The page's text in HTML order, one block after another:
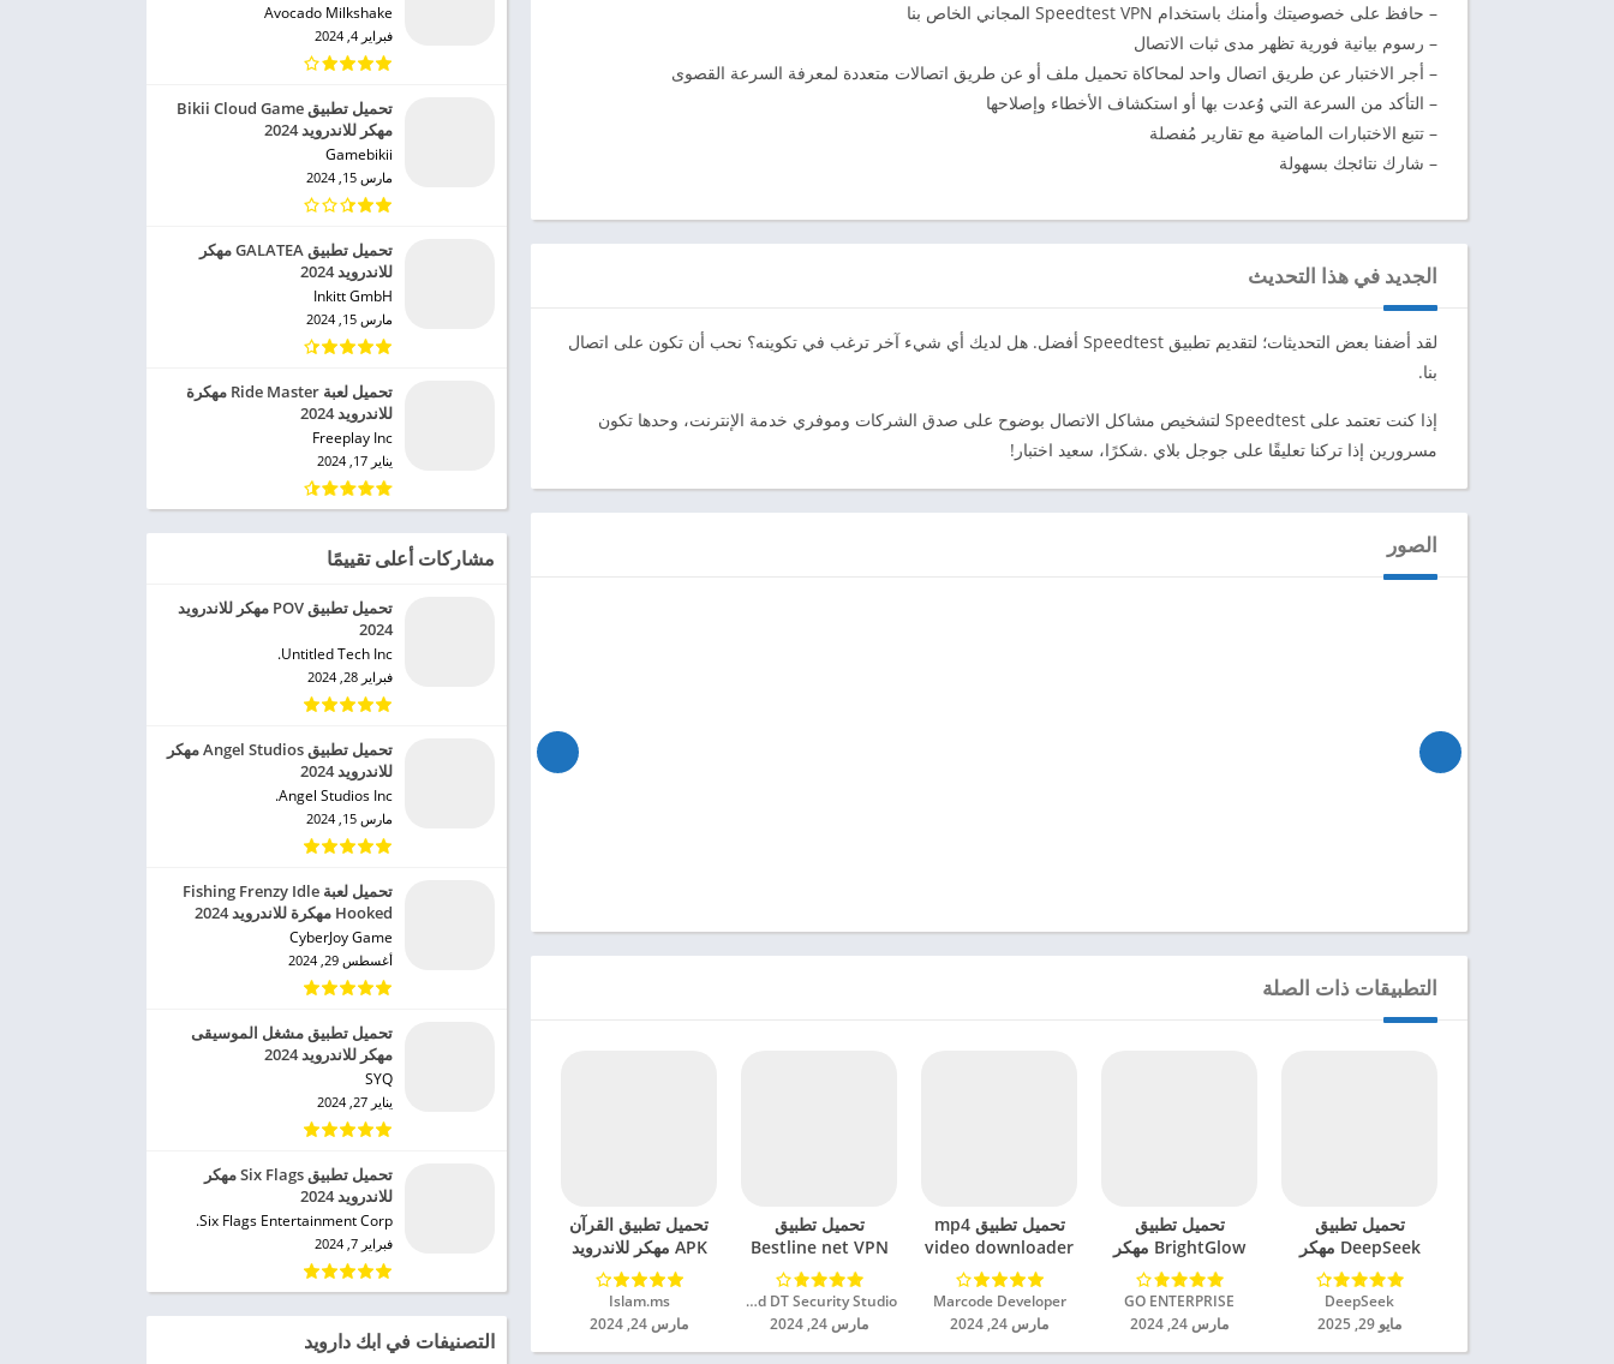
– حافظ على خصوصيتك وأمنك باستخدام Speedtest VPN المجاني الخاص بنا
– رسوم بيانية فورية تظهر مدى ثبات الاتصال
– أجر الاختبار عن طريق اتصال واحد لمحاكاة تحميل ملف أو عن طريق اتصالات متعددة لمعرفة السرعة القصوى
– التأكد من السرعة التي وُعدت بها أو استكشاف الأخطاء وإصلاحها
– تتبع الاختبارات الماضية مع تقارير مُفصلة
– شارك نتائجك بسهولة
الجديد في هذا التحديث
لقد أضفنا بعض التحديثات؛ لتقديم تطبيق Speedtest أفضل. هل لديك أي شيء آخر ترغب في تكوينه؟ نحب أن تكون على اتصال
بنا.
إذا كنت تعتمد على Speedtest لتشخيص مشاكل الاتصال بوضوح على صدق الشركات وموفري خدمة الإنترنت، وحدها تكون
مسرورين إذا تركنا تعليقًا على جوجل بلاي .شكرًا، سعيد اختبار!
الصور
التطبيقات ذات الصلة
تحميل تطبيق
DeepSeek مهكر
للاندرويد 2025
DeepSeek‏
مايو 29, 2025
تحميل تطبيق
BrightGlow مهكر
للاندرويد 2024
GO ENTERPRISE‏
مارس 24, 2024
تحميل تطبيق mp4
video downloader
مهكر للاندرويد 2024
Marcode Developer‏
مارس 24, 2024
تحميل تطبيق
Bestline net VPN
مهكر للاندرويد 2024
Unlimited DT Security Studio‏
مارس 24, 2024
تحميل تطبيق القرآن
APK مهكر للاندرويد
2024
Islam.ms‏
مارس 24, 2024
Avocado Milkshake‏
فبراير 4, 2024
تحميل تطبيق Bikii Cloud Game
مهكر للاندرويد 2024
Gamebikii‏
مارس 15, 2024
تحميل تطبيق GALATEA مهكر
للاندرويد 2024
Inkitt GmbH‏
مارس 15, 2024
تحميل لعبة Ride Master مهكرة
للاندرويد 2024
Freeplay Inc‏
يناير 17, 2024
مشاركات أعلى تقييمًا
تحميل تطبيق POV مهكر للاندرويد
2024
Untitled Tech Inc.‏
فبراير 28, 2024
تحميل تطبيق Angel Studios مهكر
للاندرويد 2024
Angel Studios Inc.‏
مارس 15, 2024
تحميل لعبة Fishing Frenzy Idle
Hooked مهكرة للاندرويد 2024
CyberJoy Game‏
أغسطس 29, 2024
تحميل تطبيق مشغل الموسيقى
مهكر للاندرويد 2024
SYQ‏
يناير 27, 2024
تحميل تطبيق Six Flags مهكر
للاندرويد 2024
Six Flags Entertainment Corp.‏
فبراير 7, 2024
التصنيفات في ابك دارويد